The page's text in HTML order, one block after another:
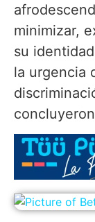
minimizar,
su
la urgencia